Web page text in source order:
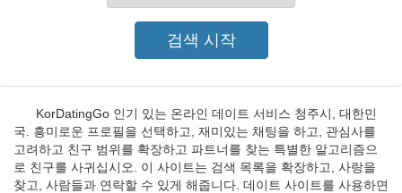
KorDatingGo 인기 있는 온라인 데이트 서비스 청주시, 대한민
국. 흥미로운 프로필을 선택하고, 재미있는 채팅을 하고, 관심사를
고려하고 친구 범위를 확장하고 파트너를 찾는 특별한 알고리즘으
로 친구를 사귀십시오. 이 사이트는 검색 목록을 확장하고, 사랑을
찾고, 사람들과 연락할 수 있게 해줍니다. 데이트 사이트를 사용하면